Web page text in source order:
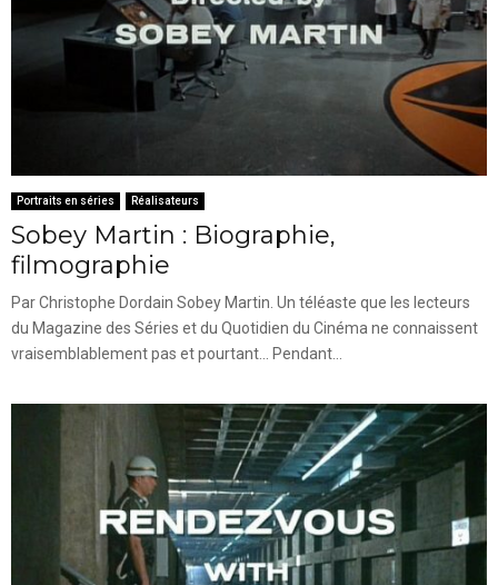
Portraits en séries Réalisateurs
Sobey Martin : Biographie,
filmographie
Par Christophe Dordain Sobey Martin. Un téléaste que les lecteurs
du Magazine des Séries et du Quotidien du Cinéma ne connaissent
vraisemblablement pas et pourtant... Pendant...